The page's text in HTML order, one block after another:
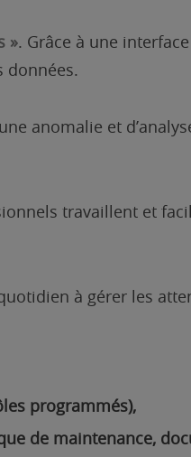
». Grâce à une
données.
anomalie et
travaillent et
à gérer les
programmés),
de maintenance,